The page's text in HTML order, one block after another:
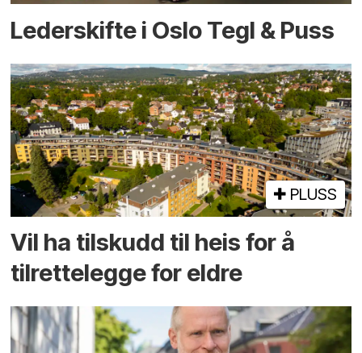
Lederskifte i Oslo Tegl & Puss
PLUSS
Vil ha tilskudd til heis for å
tilrettelegge for eldre